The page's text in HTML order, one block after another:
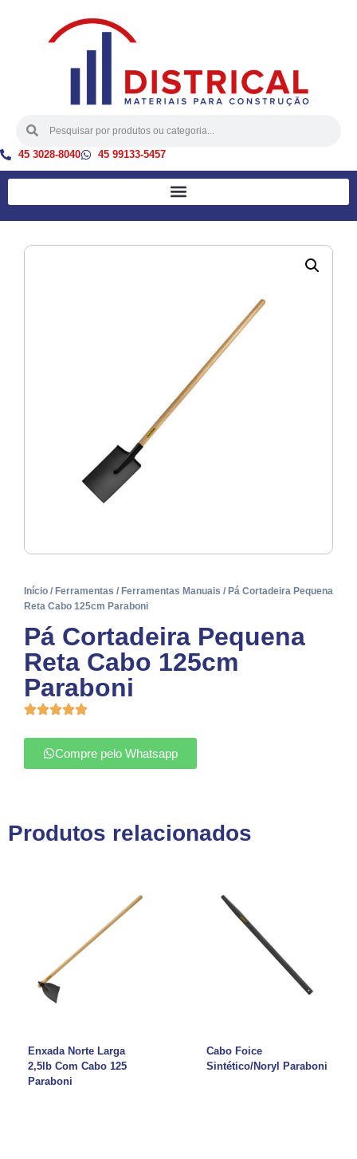
45 3028-8040 45 99133-5457
Início / Ferramentas / Ferramentas Manuais / Pá Cortadeira Pequena
Reta Cabo 125cm Paraboni
Pá Cortadeira Pequena
Reta Cabo 125cm
Paraboni
Compre pelo Whatsapp
Produtos relacionados
Enxada Norte Larga
2,5lb Com Cabo 125
Paraboni
Cabo Foice
Sintético/Noryl Paraboni